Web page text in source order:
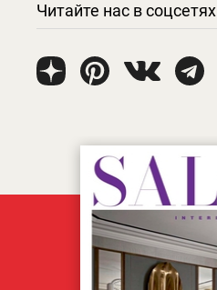
Читайте нас в соцсетях